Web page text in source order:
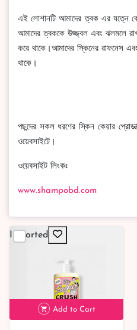
এই লোশানটি আমাদের ত্বক এর যত্নে
আমাদের ত্বককে উজ্জ্বল এবং ঝলমলে
করে থাকে।আমাদের স্কিনের রাফনেস
থাকে।
পছন্দের সকল ধরণের স্কিন কেয়ার
ওয়েবসাইটে।
ওয়েবসাইট লিংকঃ
www.shampobd.com
Imported
Add to Cart